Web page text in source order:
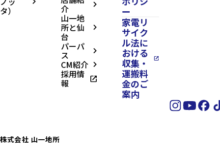
タ）
arrow_forward_ios
介 arrow_forward_ios
山一地
所と仙
台
arrow_forward_ios
パーパ
ス arrow_forward_ios
CM紹介 arrow_forward_ios
採用情
報 open_in_new
ー
家電リ
サイク
ル法に
おける
収集・
運搬料
金のご
案内
open_in_new
株式会社 山一地所